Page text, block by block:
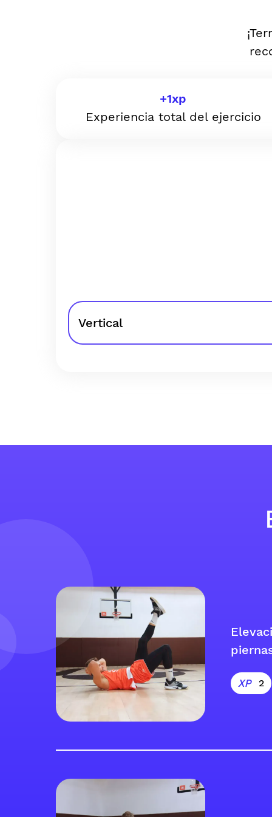
+1xp
Experiencia total del ejercicio
Vertical
2